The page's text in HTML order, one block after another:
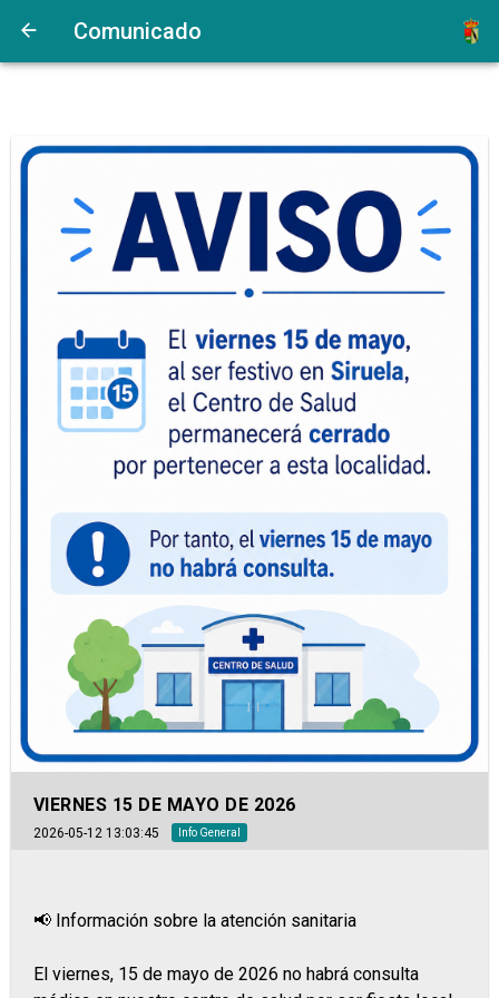
Comunicado
VIERNES 15 DE MAYO DE 2026
2026-05-12 13:03:45 Info General
📢 Información sobre la atención sanitaria
El viernes, 15 de mayo de 2026 no habrá consulta